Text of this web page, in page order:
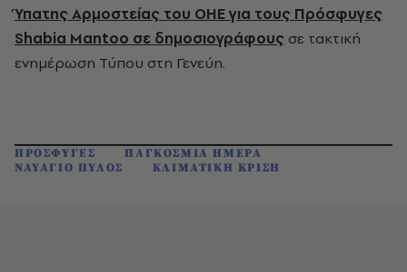
Ύπατης Αρμοστείας του ΟΗΕ για τους Πρόσφυγες
Shabia Mantoo σε δημοσιογράφους σε τακτική
ενημέρωση Τύπου στη Γενεύη.
ΠΡΟΣΦΥΓΕΣ
ΠΑΓΚΟΣΜΙΑ ΗΜΕΡΑ
ΝΑΥΑΓΙΟ ΠΥΛΟΣ
ΚΛΙΜΑΤΙΚΗ ΚΡΙΣΗ